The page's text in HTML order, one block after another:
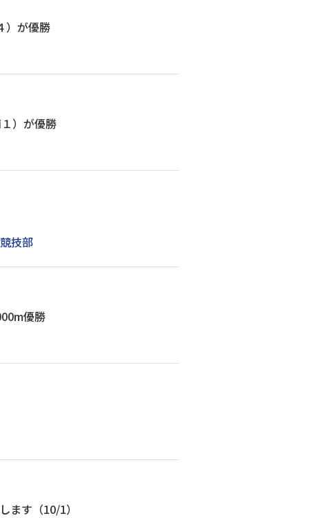
）が優勝
）が優勝
技部
優勝
す（10/1）